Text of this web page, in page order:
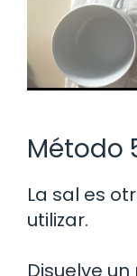
Método
La sal es
utilizar.
Disuelve